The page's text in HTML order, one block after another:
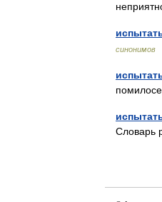
синонимов
Словарь